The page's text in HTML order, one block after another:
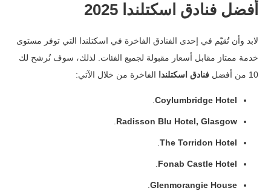
أفضل فنادق اسكتلندا 2025
لابد وأن تُقيّم في إحدى الفنادق الفاخرة في اسكتلندا التي توفر مستوى
خدمة ممتاز مقابل أسعار مقبولة لجميع الفئات. لذلك، سوف نُرشح لك
10 من أفضل
فنادق اسكتلندا الفاخرة من خلال الآتي:
Coylumbridge Hotel
Radisson Blu Hotel, Glasgow
The Torridon Hotel
Fonab Castle Hotel
Glenmorangie House